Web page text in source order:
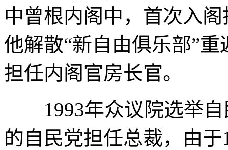
中曾根内阁中，首次入
他解散“新自由俱乐部”
担任内阁官房长官。
1993年众议院选举自
的自民党担任总裁，由